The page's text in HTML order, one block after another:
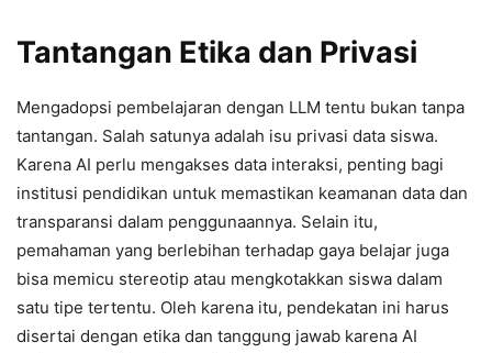
Tantangan Etika dan Privasi
Mengadopsi pembelajaran dengan LLM tentu bukan tanpa
tantangan. Salah satunya adalah isu privasi data siswa.
Karena AI perlu mengakses data interaksi, penting bagi
institusi pendidikan untuk memastikan keamanan data dan
transparansi dalam penggunaannya. Selain itu,
pemahaman yang berlebihan terhadap gaya belajar juga
bisa memicu stereotip atau mengkotakkan siswa dalam
satu tipe tertentu. Oleh karena itu, pendekatan ini harus
disertai dengan etika dan tanggung jawab karena AI